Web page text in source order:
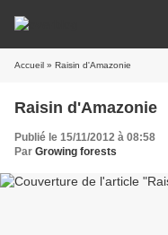
Accueil » Raisin d'Amazonie
Raisin d'Amazonie
Publié le 15/11/2012 à 08:58
Par Growing forests